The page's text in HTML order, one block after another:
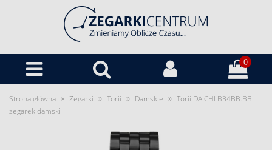
0
Strona główna » Zegarki » Torii » Damskie » Torii DAICHI B34BB.BB -
zegarek damski